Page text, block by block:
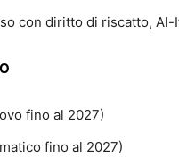
con diritto di riscatto, Al-
fino al 2027)
fino al 2027)